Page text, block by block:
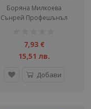
Борянa Милкоева
Сънрей Профешънъл
7,93 €
15,51 лв.
Добави